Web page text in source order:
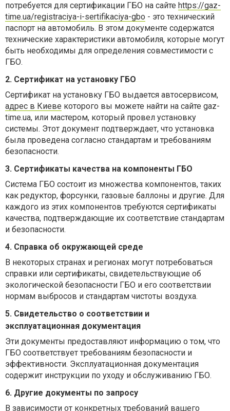
потребуется для сертификации ГБО на сайте https://gaz-
time.ua/registraciya-i-sertifikaciya-gbo - это технический
паспорт на автомобиль. В этом документе содержатся
технические характеристики автомобиля, которые могут
быть необходимы для определения совместимости с
ГБО.
2. Сертификат на установку ГБО
Сертификат на установку ГБО выдается автосервисом,
адрес в Киеве которого вы можете найти на сайте gaz-
time.ua, или мастером, который провел установку
системы. Этот документ подтверждает, что установка
была проведена согласно стандартам и требованиям
безопасности.
3. Сертификаты качества на компоненты ГБО
Система ГБО состоит из множества компонентов, таких
как редуктор, форсунки, газовые баллоны и другие. Для
каждого из этих компонентов требуются сертификаты
качества, подтверждающие их соответствие стандартам
и безопасности.
4. Справка об окружающей среде
В некоторых странах и регионах могут потребоваться
справки или сертификаты, свидетельствующие об
экологической безопасности ГБО и его соответствии
нормам выбросов и стандартам чистоты воздуха.
5. Свидетельство о соответствии и
эксплуатационная документация
Эти документы предоставляют информацию о том, что
ГБО соответствует требованиям безопасности и
эффективности. Эксплуатационная документация
содержит инструкции по уходу и обслуживанию ГБО.
6. Другие документы по запросу
В зависимости от конкретных требований вашего